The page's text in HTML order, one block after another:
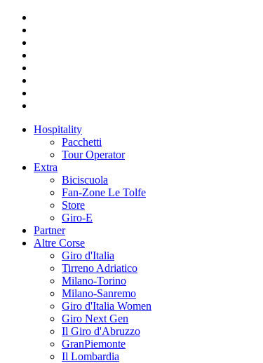
Hospitality
Pacchetti
Tour Operator
Extra
Biciscuola
Fan-Zone Le Tolfe
Store
Giro-E
Partner
Altre Corse
Giro d'Italia
Tirreno Adriatico
Milano-Torino
Milano-Sanremo
Giro d'Italia Women
Giro Next Gen
Il Giro d'Abruzzo
GranPiemonte
Il Lombardia